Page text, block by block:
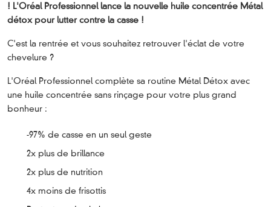
! L'Oréal Professionnel lance la nouvelle huile concentrée Métal
détox pour lutter contre la casse !
C'est la rentrée et vous souhaitez retrouver l'éclat de votre
chevelure ?
L'Oréal Professionnel complète sa routine Métal Détox avec
une huile concentrée sans rinçage pour votre plus grand
bonheur :
-97% de casse en un seul geste
2x plus de brillance
2x plus de nutrition
4x moins de frisottis